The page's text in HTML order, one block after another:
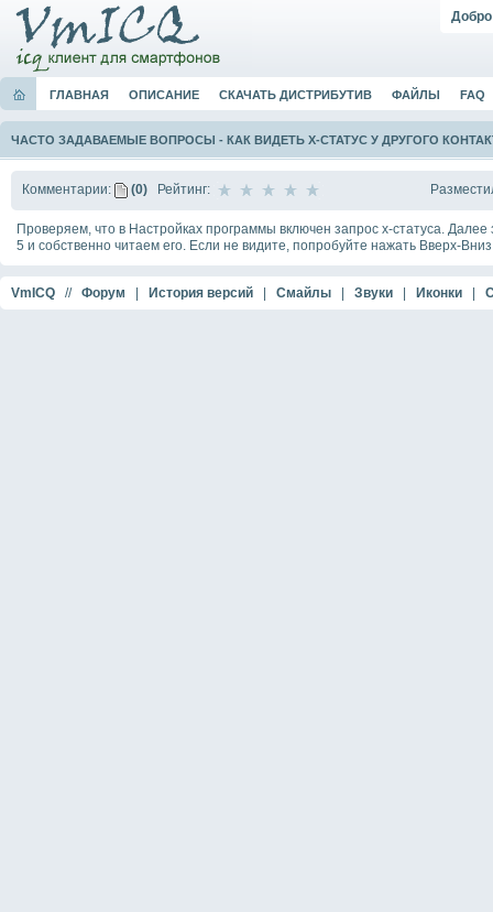
ГЛАВНАЯ ОПИСАНИЕ СКАЧАТЬ ДИСТРИБУТИВ ФАЙЛЫ FAQ
ЧАСТО ЗАДАВАЕМЫЕ ВОПРОСЫ - КАК ВИДЕТЬ Х-СТАТУС У ДРУГОГО
Комментарии: (0) Рейтинг:
Проверяем, что в Настройках программы включен запрос х-статуса. Далее
5 и собственно читаем его. Если не видите, попробуйте нажать Вверх-
VmICQ // Форум История версий Смайлы Звуки Иконки